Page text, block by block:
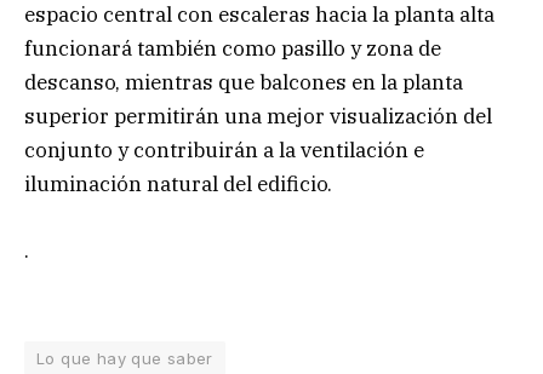
espacio central con escaleras hacia la planta alta
funcionará también como pasillo y zona de
descanso, mientras que balcones en la planta
superior permitirán una mejor visualización del
conjunto y contribuirán a la ventilación e
iluminación natural del edificio.
.
Lo que hay que saber